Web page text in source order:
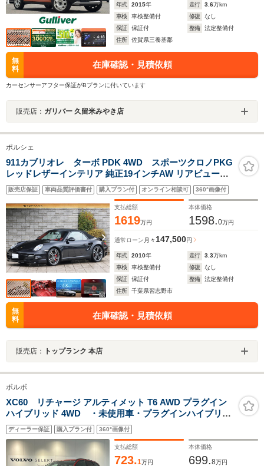
年式 2015年 走行 3.6万km
車検
車検整備付 修復
なし
保証
保証付 整備
法定整備付
住所
佐賀県三養基郡
無
料
在庫確認・見積依頼
カーセンサーアフター保証がBプランに付いています
販売店： ガリバー 久留米みやき店
ポルシェ
911カブリオレ ターボ PDK 4WD スポーツクロノPKG
レッドレザーインテリア 純正19インチAW リアビューカ
メラ BOSEサウンド 後期モデル
販売店保証 車両品質評価書付 購入プラン付 オンライン相談可 360°画像付
支払総額
1619万円
本体価格
1598.0万円
通常ローン 月々 147,500円
年式 2010年 走行 3.3万km
車検
車検整備付 修復
なし
保証
保証付 整備
法定整備付
住所
千葉県習志野市
無
料
在庫確認・見積依頼
販売店： トップランク 本店
ボルボ
XC60 リチャージ アルティメット T6 AWD プラグイン
ハイブリッド 4WD ・未使用車・プラグインハイブリッ
ド車・禁煙車・パノラマガラスルーフ・フロントシート
リラクゼーション機能・B&Wプレミアムサウンドシステ
ム・Apple CarplayAndroid Auto対応・パワーテールゲ
ート
ディーラー保証 購入プラン付 360°画像付
支払総額
723.1万円
本体価格
699.8万円